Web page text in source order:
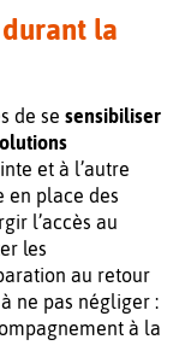
la
de se sensibiliser
et à l’autre
en place des
l’accès au
les
au retour
ne pas négliger :
à la